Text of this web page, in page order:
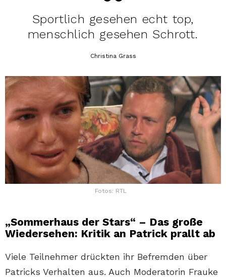
Sportlich gesehen echt top,
menschlich gesehen Schrott.
Christina Grass
Fotos: RTL
„Sommerhaus der Stars“ – Das große
Wiedersehen: Kritik an Patrick prallt ab
Viele Teilnehmer drückten ihr Befremden über
Patricks Verhalten aus. Auch Moderatorin Frauke